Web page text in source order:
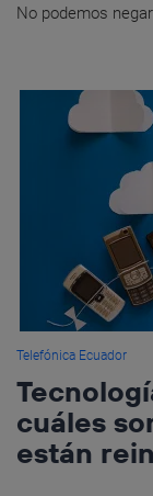
No podemos
Telefónica Ecuador
cuáles
están